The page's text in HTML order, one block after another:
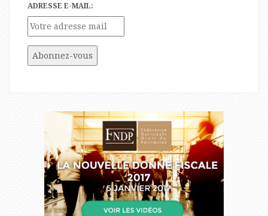
ADRESSE E-MAIL: